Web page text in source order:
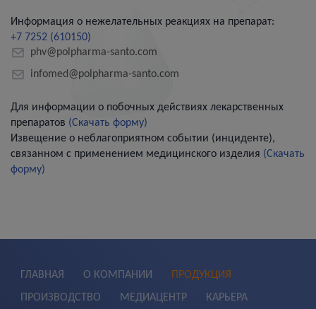
Информация о нежелательных реакциях на препарат:
+7 7252 (610150)
phv@polpharma-santo.com
infomed@polpharma-santo.com
Для информации о побочных действиях лекарственных
препаратов (Скачать форму)
Извещение о неблагоприятном событии (инциденте),
связанном с применением медицинского изделия (Скачать
форму)
ГЛАВНАЯ О КОМПАНИИ
ПРОДУКЦИЯ
ПРОИЗВОДСТВО
МЕДИАЦЕНТР
КАРЬЕРА